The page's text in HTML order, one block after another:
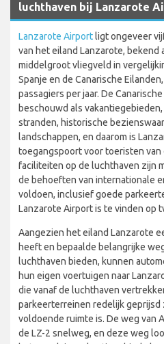
luchthaven bij Lanzarote
Lanzarote Airport ligt ongeveer
van het eiland Lanzarote, bekend
middelgroot vliegveld in
Spanje en de Canarische
passagiers per jaar. De
beschouwd als
stranden, historische
landschappen, en daarom is
toegangspoort voor toeristen van
faciliteiten op de luchthaven zijn
de behoeften van internationale
voldoen, inclusief goede
Lanzarote Airport is te vinden op
Aangezien het eiland Lanzarote
heeft en bepaalde belangrijke
luchthaven bieden, kunnen
hun eigen voertuigen naar
die vanaf de luchthaven
parkeerterreinen redelijk geprijsd
voldoende ruimte is. De weg van
de LZ-2 snelweg, en deze weg